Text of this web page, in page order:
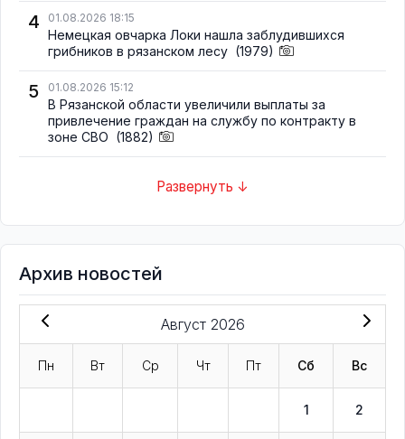
4 01.08.2026 18:15
Немецкая овчарка Локи нашла заблудившихся
грибников в рязанском лесу (1979)
5 01.08.2026 15:12
В Рязанской области увеличили выплаты за
привлечение граждан на службу по контракту в
зоне СВО (1882)
Развернуть ↓
Архив новостей
Август 2026
Пн Вт Ср Чт Пт Сб Вс
1 2